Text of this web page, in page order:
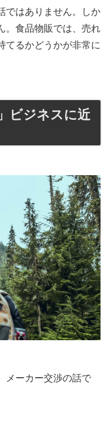
ではありません。しか
。食品物販では、売れ
てるかどうかが非常に
ビジネスに近
メーカー交渉の話で